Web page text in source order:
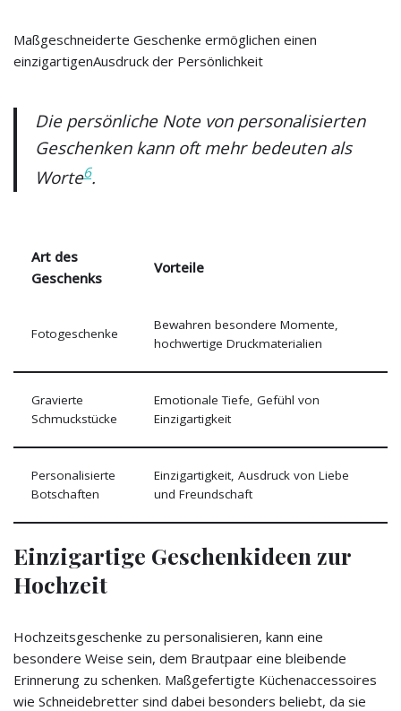
Maßgeschneiderte Geschenke ermöglichen einen
einzigartigenAusdruck der Persönlichkeit
Die persönliche Note von personalisierten
Geschenken kann oft mehr bedeuten als
Worte6.
Art des
Geschenks
Vorteile
Fotogeschenke
Bewahren besondere Momente,
hochwertige Druckmaterialien
Gravierte
Schmuckstücke
Emotionale Tiefe, Gefühl von
Einzigartigkeit
Personalisierte
Botschaften
Einzigartigkeit, Ausdruck von Liebe
und Freundschaft
Einzigartige Geschenkideen zur
Hochzeit
Hochzeitsgeschenke zu personalisieren, kann eine
besondere Weise sein, dem Brautpaar eine bleibende
Erinnerung zu schenken. Maßgefertigte Küchenaccessoires
wie Schneidebretter sind dabei besonders beliebt, da sie